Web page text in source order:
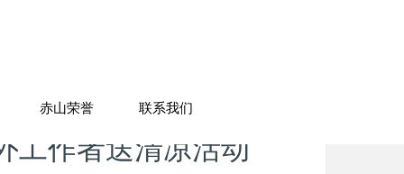
赤山荣誉 联系我们
工作者送清凉活动